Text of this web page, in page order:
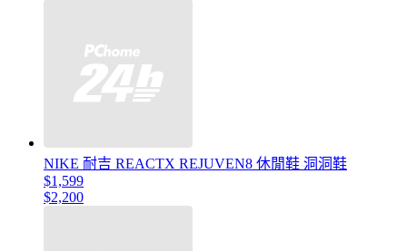
NIKE 耐吉 REACTX REJUVEN8 休閒鞋 洞洞鞋
$1,599
$2,200